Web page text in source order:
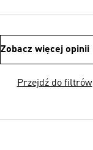
Zobacz więcej opinii
Przejdź do filtrów